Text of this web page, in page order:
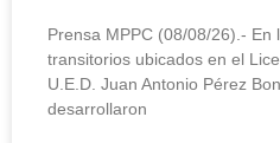
Prensa MPPC (08/08/26).- En
transitorios ubicados en el
U.E.D. Juan Antonio Pérez
desarrollaron